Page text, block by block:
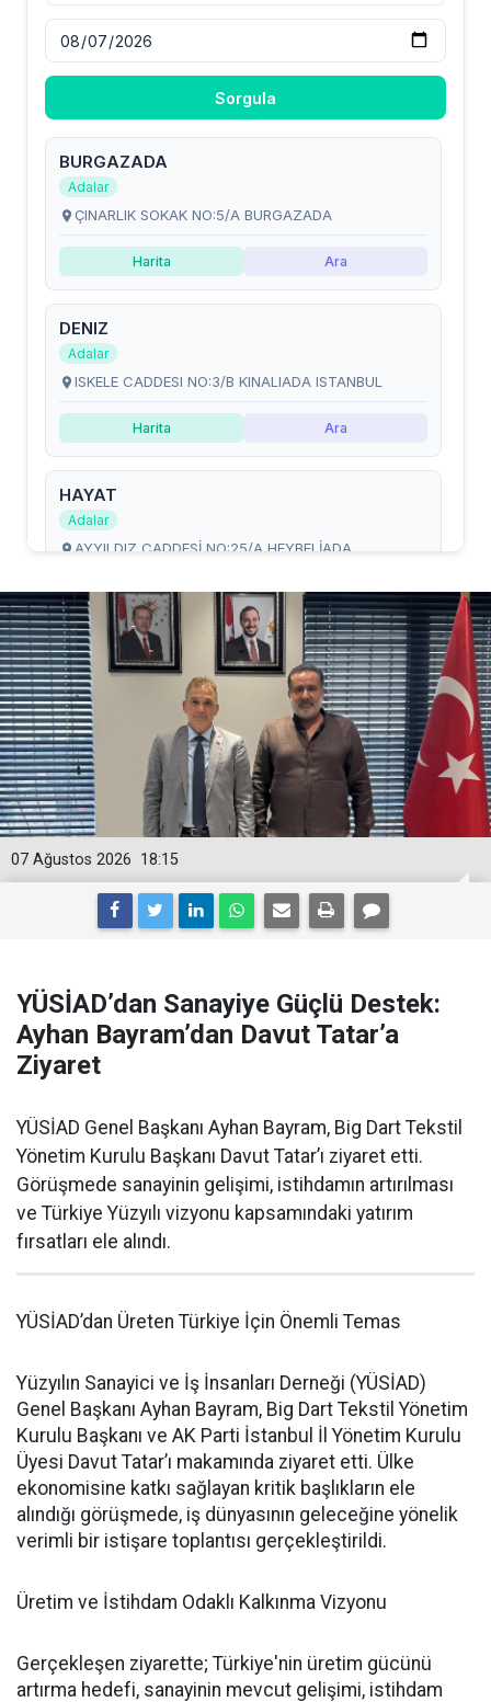
18:15
07 Ağustos 2026
YÜSİAD’dan Sanayiye Güçlü Destek:
Ayhan Bayram’dan Davut Tatar’a
Ziyaret
YÜSİAD Genel Başkanı Ayhan Bayram, Big Dart Tekstil
Yönetim Kurulu Başkanı Davut Tatar’ı ziyaret etti.
Görüşmede sanayinin gelişimi, istihdamın artırılması
ve Türkiye Yüzyılı vizyonu kapsamındaki yatırım
fırsatları ele alındı.
YÜSİAD’dan Üreten Türkiye İçin Önemli Temas
Yüzyılın Sanayici ve İş İnsanları Derneği (YÜSİAD)
Genel Başkanı Ayhan Bayram, Big Dart Tekstil Yönetim
Kurulu Başkanı ve AK Parti İstanbul İl Yönetim Kurulu
Üyesi Davut Tatar’ı makamında ziyaret etti. Ülke
ekonomisine katkı sağlayan kritik başlıkların ele
alındığı görüşmede, iş dünyasının geleceğine yönelik
verimli bir istişare toplantısı gerçekleştirildi.
Üretim ve İstihdam Odaklı Kalkınma Vizyonu
Gerçekleşen ziyarette; Türkiye'nin üretim gücünü
artırma hedefi, sanayinin mevcut gelişimi, istihdam